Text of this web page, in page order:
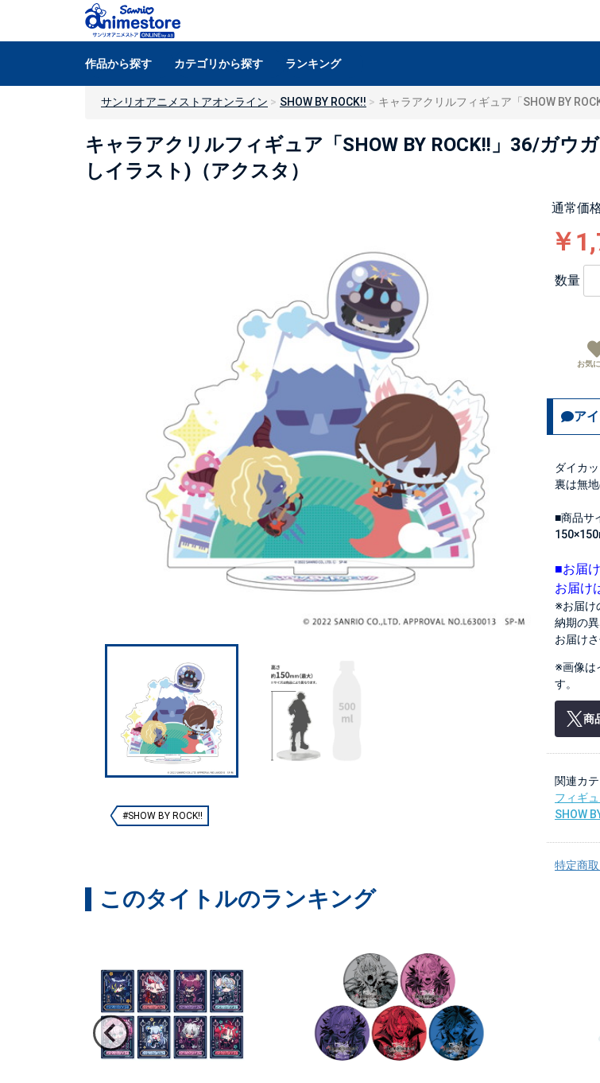
作品から探す カテゴリから探す ランキング
サンリオアニメストアオンライン SHOW BY ROCK!! キャラアクリルフィギュア「SHOW BY
キャラアクリルフィギュア「SHOW BY ROCK!!」36/ガ
しイラスト)（アクスタ）
#SHOW BY ROCK!!
通常価
￥
お気
数量
ア
ダイカ
裏は無地
■商品サ
■お届
お届け
※お届け
納期の
お届け
※画像は
す。
商
関連カ
フィギ
SHOW
特定商
このタイトルのランキング